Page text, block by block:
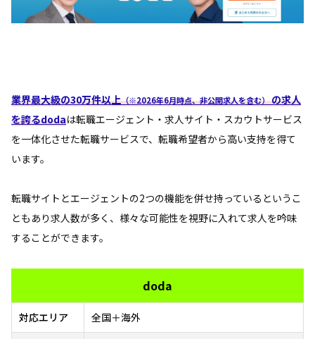
業界最大級の30万件以上（※2026年6月時点、非公開求人を含む）の求人
を誇るdodaは転職エージェント・求人サイト・スカウトサービス
を一体化させた転職サービスで、転職希望者から高い支持を得て
います。
転職サイトとエージェントの2つの機能を併せ持っているというこ
ともあり求人数が多く、様々な可能性を視野に入れて求人を吟味
することができます。
doda
対応エリア 全国＋海外